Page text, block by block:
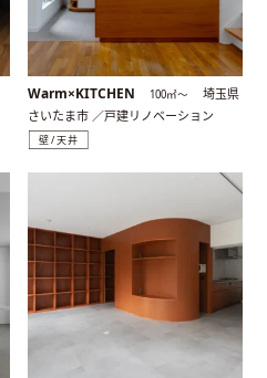
Warm×KITCHEN 100㎡〜
埼玉県
さいたま市 ／戸建リノベーション
壁 / 天井